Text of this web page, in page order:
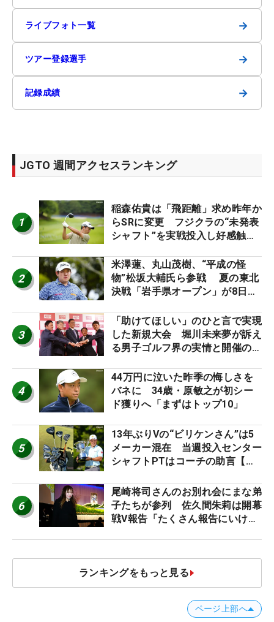
ライブフォト一覧 →
ツアー登録選手 →
記録成績 →
JGTO 週間アクセスランキング
1
稲森佑貴は「飛距離」求め昨年か
らSRに変更 フジクラの“未発表
シャフト”を実戦投入し好感触
ーのヒトネタ！】
2
米澤蓮、丸山茂樹、“平成の怪
物”松坂大輔氏ら参戦 夏の東北
決戦「岩手県オープン」が8日開
3
「助けてほしい」のひと言で実現
した新規大会 堀川未来夢が訴え
る男子ゴルフ界の実情と開催の舞
4
44万円に泣いた昨季の悔しさを
バネに 34歳・原敏之が初シー
ド獲りへ「まずはトップ10」
5
13年ぶりVの“ビリケンさん”は5
メーカー混在 当週投入センター
シャフトPTはコーチの助言【勝
6
尾崎将司さんのお別れ会にまな弟
子たちが参列 佐久間朱莉は開幕
戦V報告「たくさん報告にいける
ランキングをもっと見る
ページ上部へ